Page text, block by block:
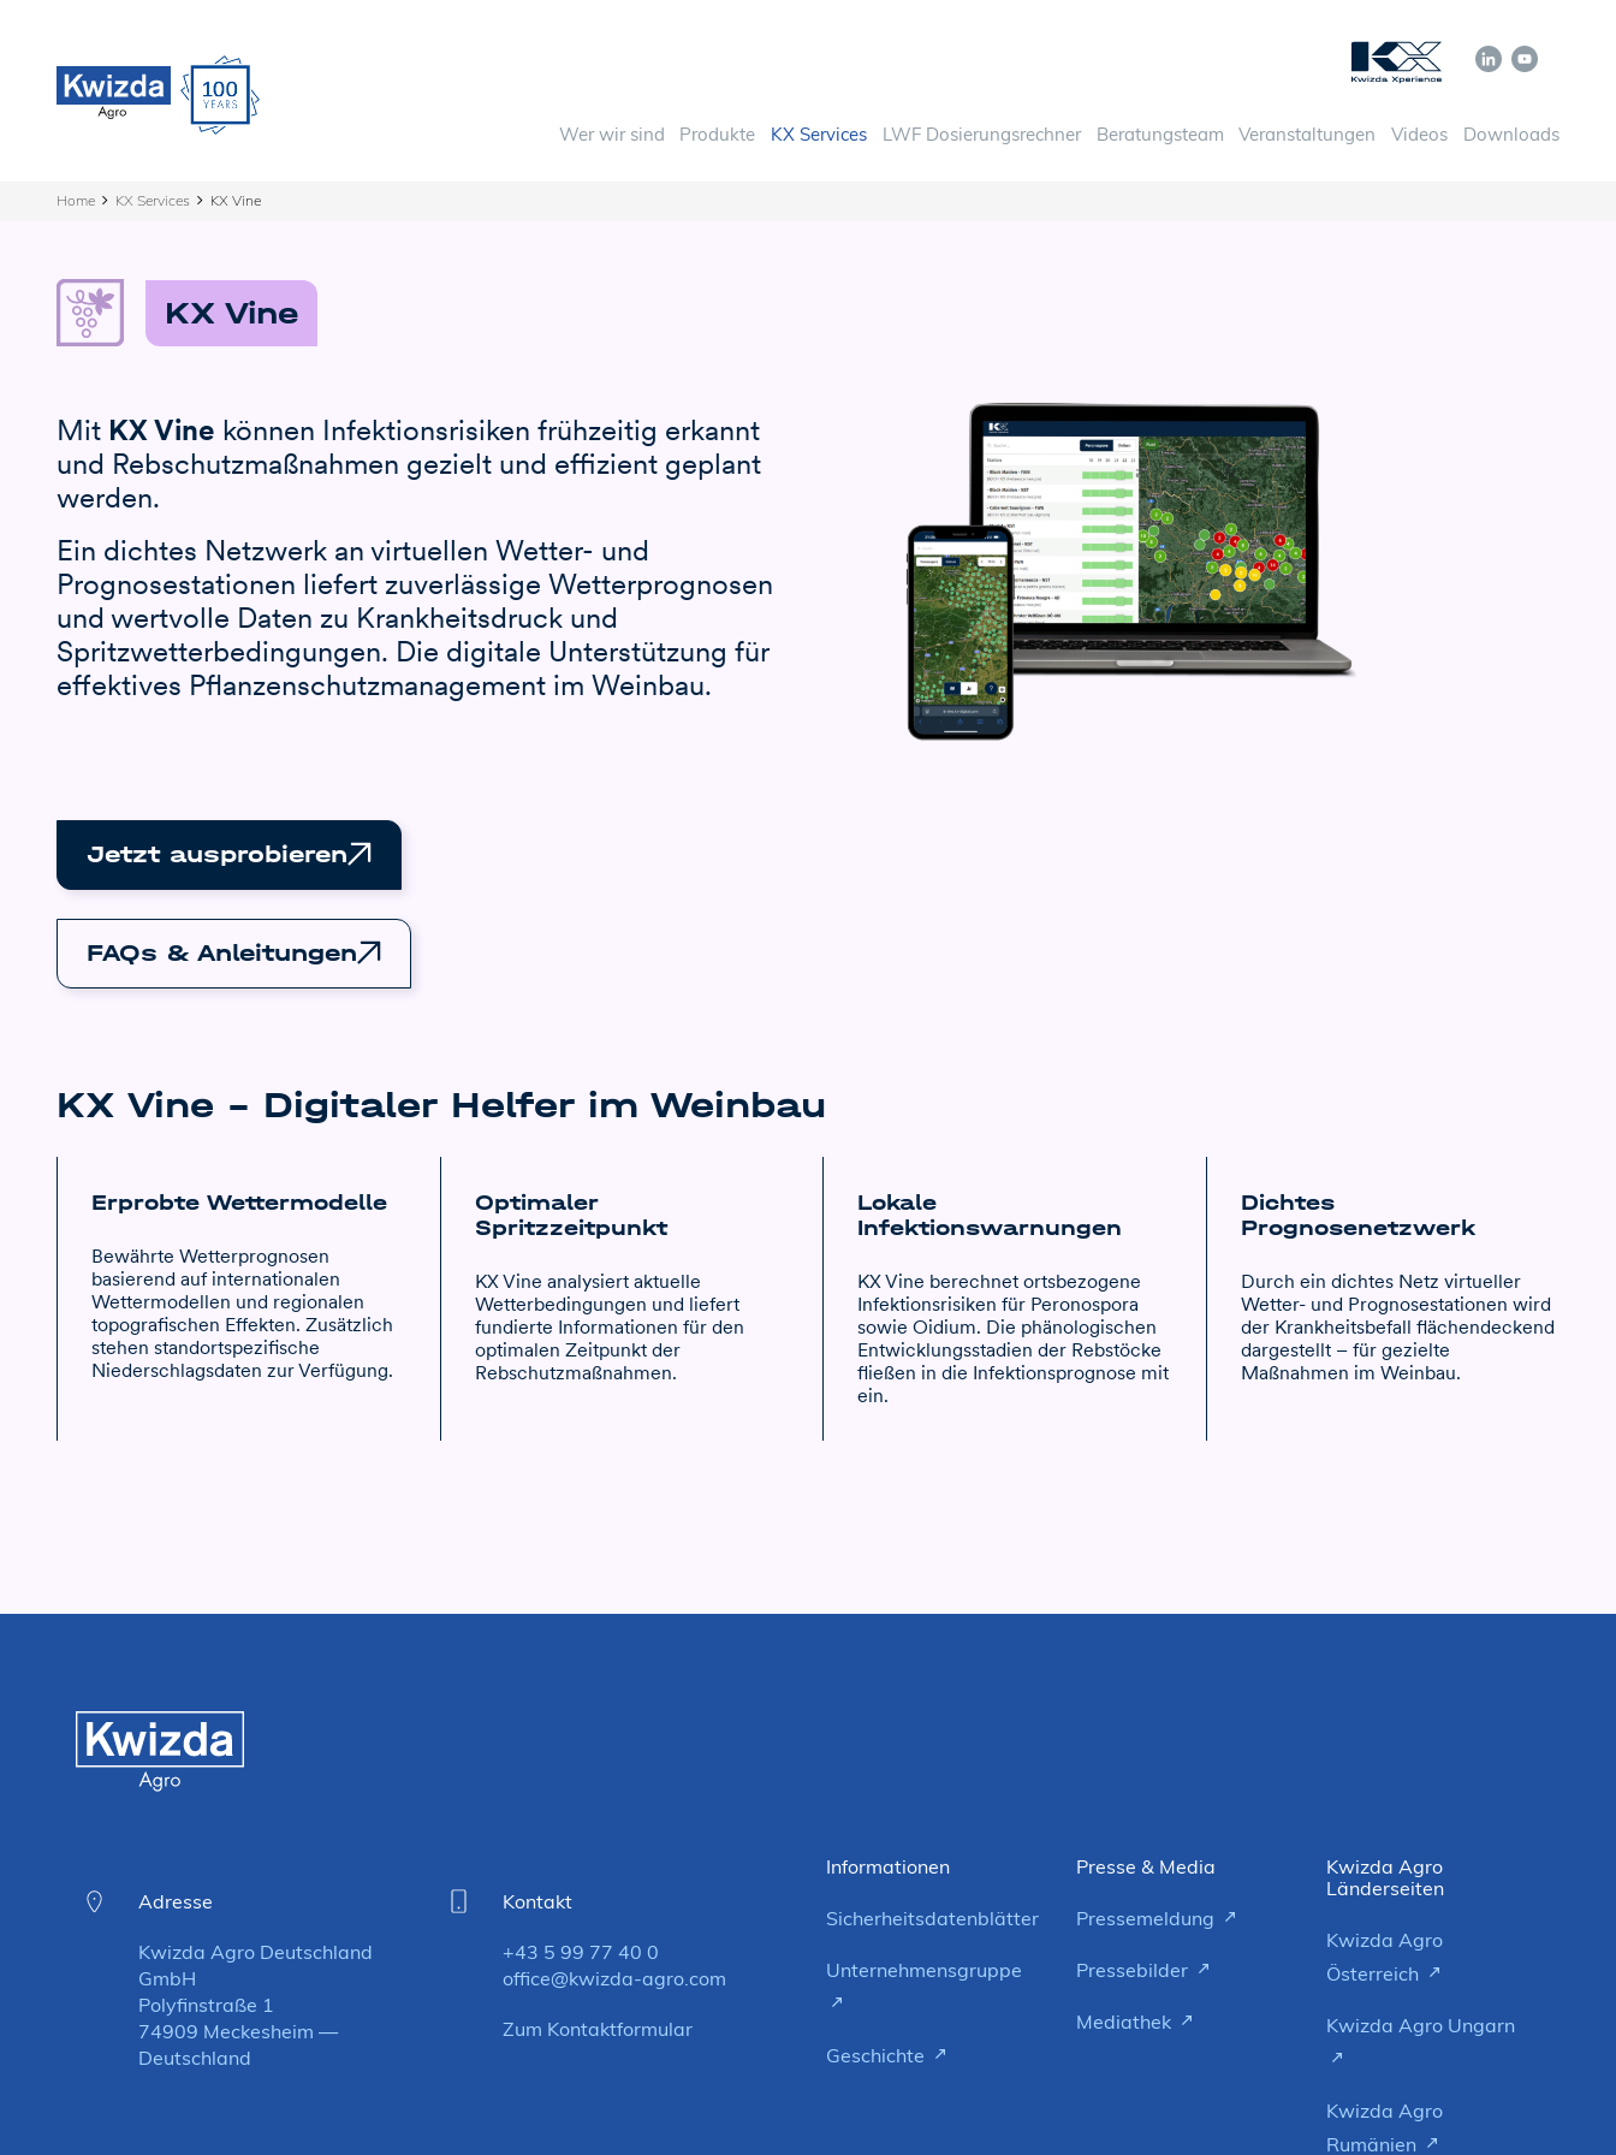
Wer wir sind Produkte KX Services LWF Dosierungsrechner Beratungsteam Veranstaltungen Videos Downloads
Home KX Services KX Vine
KX Vine
Mit KX Vine können Infektionsrisiken frühzeitig erkannt
und Rebschutzmaßnahmen gezielt und effizient geplant
werden.
Ein dichtes Netzwerk an virtuellen Wetter- und
Prognosestationen liefert zuverlässige Wetterprognosen
und wertvolle Daten zu Krankheitsdruck und
Spritzwetterbedingungen. Die digitale Unterstützung für
effektives Pflanzenschutzmanagement im Weinbau.
Jetzt ausprobieren
FAQs & Anleitungen
KX Vine – Digitaler Helfer im Weinbau
Erprobte Wettermodelle
Bewährte Wetterprognosen
basierend auf internationalen
Wettermodellen und regionalen
topografischen Effekten. Zusätzlich
stehen standortspezifische
Niederschlagsdaten zur Verfügung.
Optimaler
Spritzzeitpunkt
KX Vine analysiert aktuelle
Wetterbedingungen und liefert
fundierte Informationen für den
optimalen Zeitpunkt der
Rebschutzmaßnahmen.
Lokale
Infektionswarnungen
KX Vine berechnet ortsbezogene
Infektionsrisiken für Peronospora
sowie Oidium. Die phänologischen
Entwicklungsstadien der Rebstöcke
fließen in die Infektionsprognose mit
ein.
Dichtes
Prognosenetzwerk
Durch ein dichtes Netz virtueller
Wetter- und Prognosestationen wird
der Krankheitsbefall flächendeckend
dargestellt – für gezielte
Maßnahmen im Weinbau.
Adresse
Kwizda Agro Deutschland
GmbH
Polyfinstraße 1
74909 Meckesheim —
Deutschland
Kontakt
+43 5 99 77 40 0
office@kwizda-agro.com
Zum Kontaktformular
Informationen
Sicherheitsdatenblätter
Unternehmensgruppe
Geschichte
Presse & Media
Pressemeldung
Pressebilder
Mediathek
Kwizda Agro
Länderseiten
Kwizda Agro
Österreich
Kwizda Agro Ungarn
Kwizda Agro
Rumänien